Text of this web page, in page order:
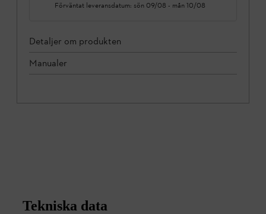
Förväntat leveransdatum: sön 09/08 - mån 10/08
Detaljer om produkten
Manualer
Tekniska data